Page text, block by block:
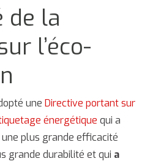
de la
l’éco-
uneDirective portant sur
énergétique qui a
une plus grande efficacité
grande durabilité et qui a